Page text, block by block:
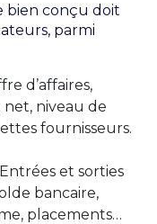
bien conçu doit
parmi
d’affaires,
niveau de
fournisseurs.
Entrées et sorties
bancaire,
placements…